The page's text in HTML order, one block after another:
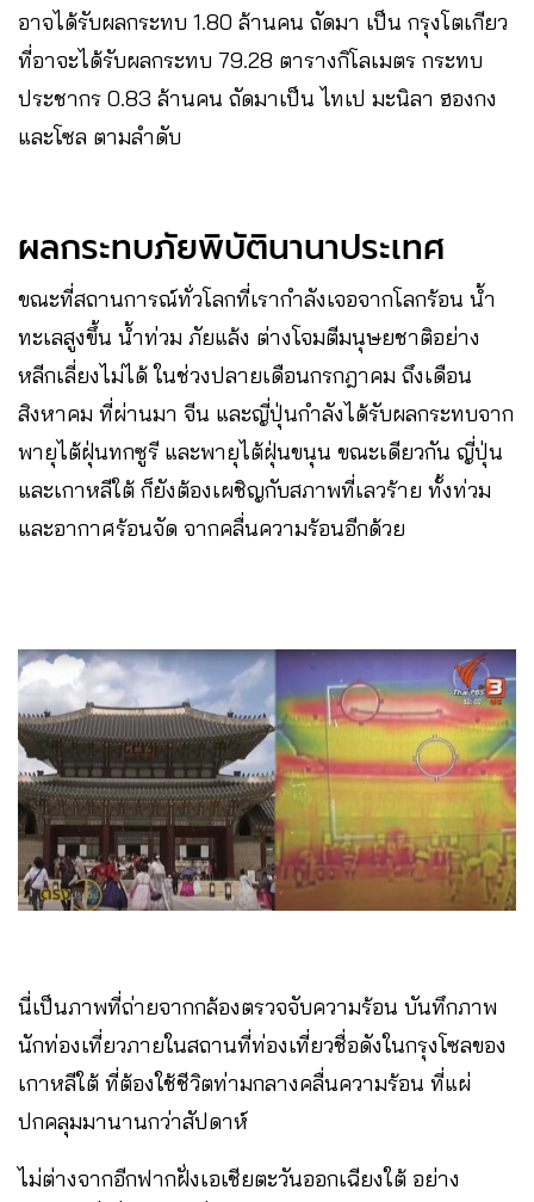
อาจได้รับผลกระทบ 1.80 ล้านคน ถัดมา เป็น กรุงโตเกียว
ที่อาจะได้รับผลกระทบ 79.28 ตารางกิโลเมตร กระทบ
ประชากร 0.83 ล้านคน ถัดมาเป็น ไทเป มะนิลา ฮองกง
และโซล ตามลำดับ
ผลกระทบภัยพิบัตินานาประเทศ
ขณะที่สถานการณ์ทั่วโลกที่เรากำลังเจอจากโลกร้อน น้ำ
ทะเลสูงขึ้น น้ำท่วม ภัยแล้ง ต่างโจมตีมนุษยชาติอย่าง
หลีกเลี่ยงไม่ได้ ในช่วงปลายเดือนกรกฎาคม ถึงเดือน
สิงหาคม ที่ผ่านมา จีน และญี่ปุ่นกำลังได้รับผลกระทบจาก
พายุไต้ฝุ่นทกซูรี และพายุไต้ฝุ่นขนุน ขณะเดียวกัน ญี่ปุ่น
และเกาหลีใต้ ก็ยังต้องเผชิญกับสภาพที่เลวร้าย ทั้งท่วม
และอากาศร้อนจัด จากคลื่นความร้อนอีกด้วย
นี่เป็นภาพที่ถ่ายจากกล้องตรวจจับความร้อน บันทึกภาพ
นักท่องเที่ยวภายในสถานที่ท่องเที่ยวชื่อดังในกรุงโซลของ
เกาหลีใต้ ที่ต้องใช้ชีวิตท่ามกลางคลื่นความร้อน ที่แผ่
ปกคลุมมานานกว่าสัปดาห์
ไม่ต่างจากอีกฟากฝั่งเอเชียตะวันออกเฉียงใต้ อย่าง